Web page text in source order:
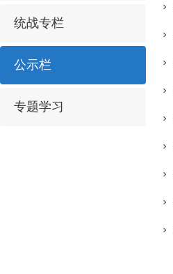
统战专栏
公示栏
专题学习